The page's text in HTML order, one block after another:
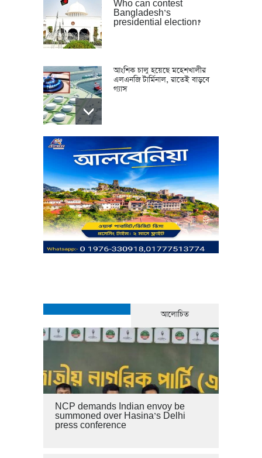
Who can contest
Bangladesh’s
presidential election?
আংশিক চালু হয়েছে মহেশখালীর
এলএনজি টার্মিনাল, রাতেই বাড়বে
গ্যাস
11-Party Alliance
announces nationwide
protests over gas,
electricity crisis
মারা গেছেন ‘গজনি’ খ্যাত অভিনেতা
প্রদীপ রাওয়াত
আলোচিত
NCP demands Indian envoy be
summoned over Hasina’s Delhi
press conference